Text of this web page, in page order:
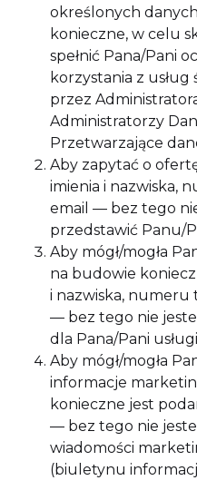
określonych
konieczne, w celu
spełnić Pana/Pani
korzystania z
przez
Administratorzy
Przetwarzające
Aby zapytać o
imienia i nazwiska,
email — bez tego
przedstawić Panu/
Aby mógł/mogła
na budowie
i nazwiska, numeru
— bez tego nie
dla Pana/Pani
Aby mógł/mogła
informacje
konieczne jest
— bez tego nie
wiadomości
(biuletynu